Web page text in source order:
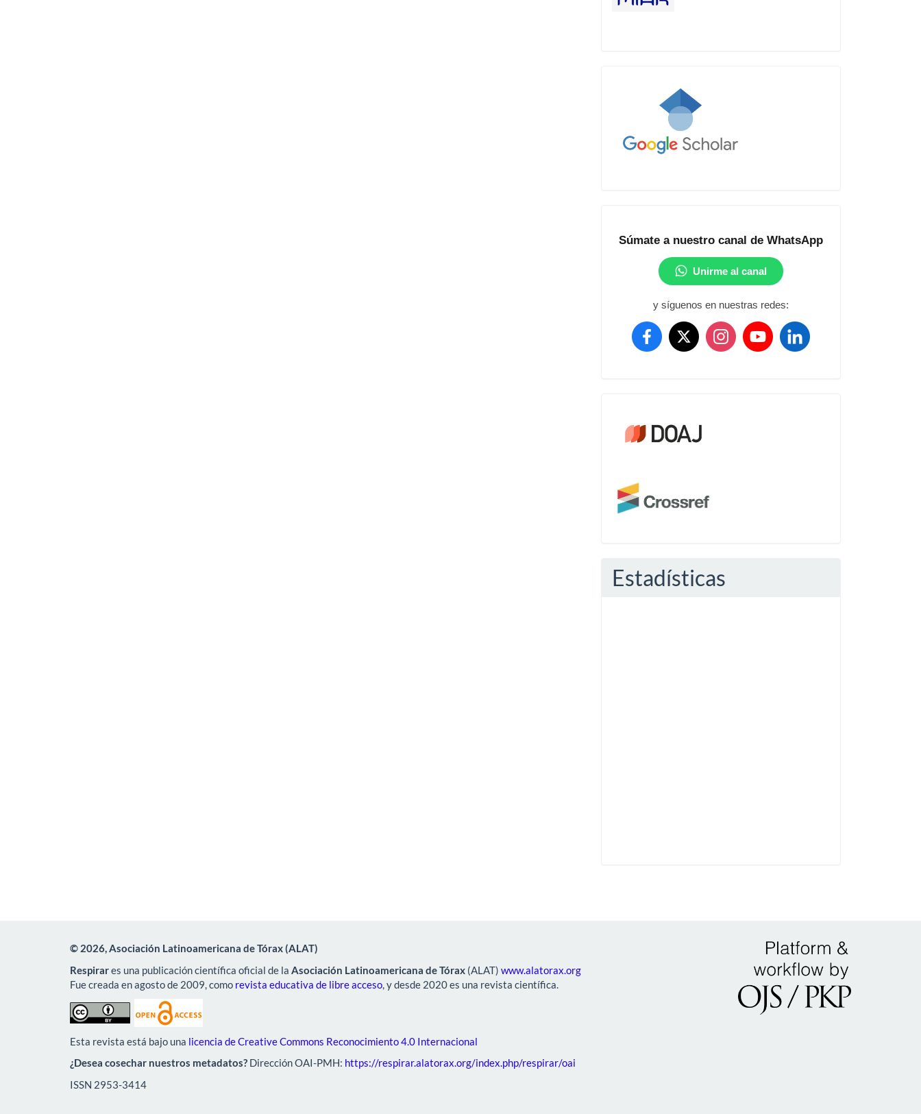
Google
Académico
Súmate a nuestro canal de WhatsApp
Unirme al canal
y síguenos en nuestras redes:
Estadísticas
© 2026, Asociación Latinoamericana de Tórax (ALAT)
Respirares una publicación científica oficial de la Asociación Latinoamericana de Tórax (ALAT) www.alatorax.org
Fue creada en agosto de 2009, como revista educativa de libre acceso , y desde 2020 es una revista científica.
Esta revista está bajo una licencia de Creative Commons Reconocimiento 4.0 Internacional
¿Desea cosechar nuestros metadatos? Dirección OAI-PMH: https://respirar.alatorax.org/index.php/respirar/oai
ISSN 2953-3414